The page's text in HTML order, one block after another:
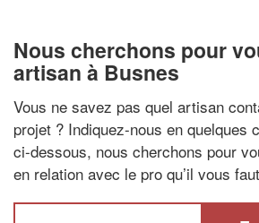
Nous cherchons pour
artisan à Busnes
Vous ne savez pas quel artisan
projet ? Indiquez-nous en quelques
ci-dessous, nous cherchons pour
en relation avec le pro qu’il vous